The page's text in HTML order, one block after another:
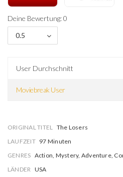
Deine Bewertung: 0
0.5
User Durchschnitt
Moviebreak User
ORIGINAL TITEL The Losers
LAUFZEIT 97 Minuten
GENRES Action, Mystery, Adventure,
LÄNDER USA